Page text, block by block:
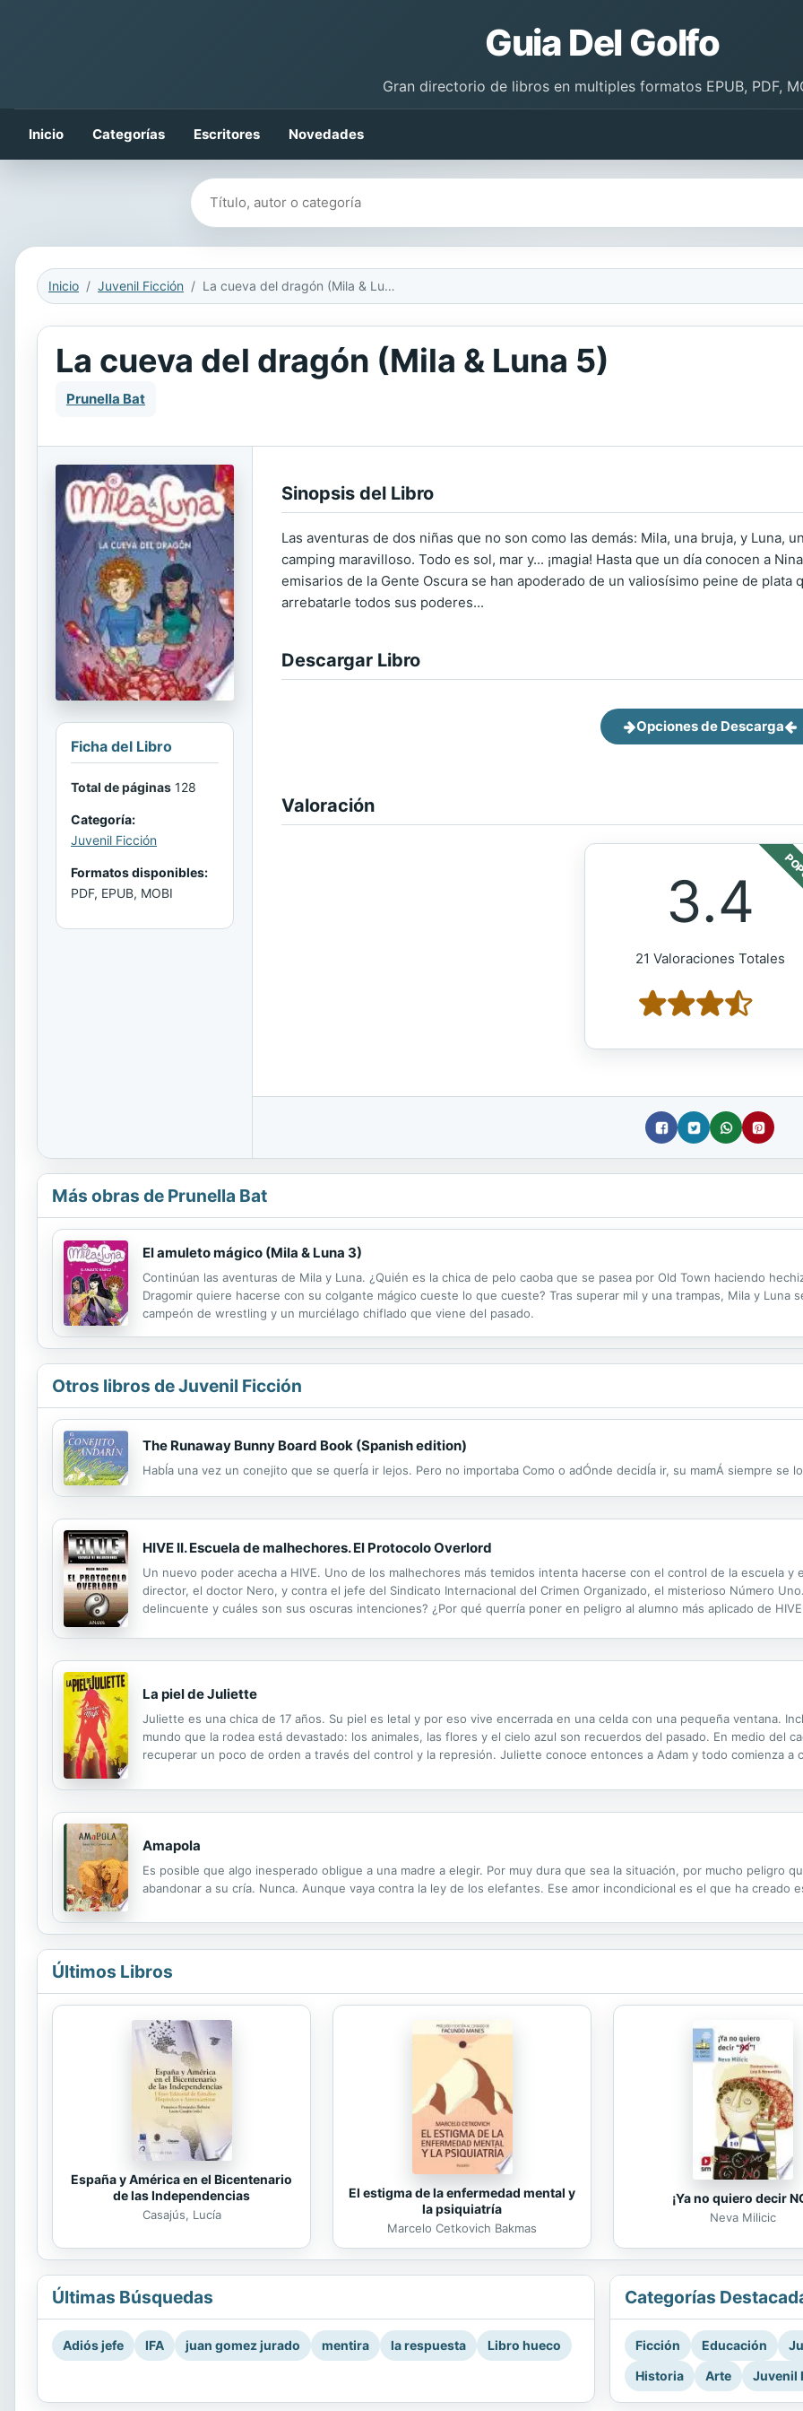
Guia Del Golfo
Gran directorio de libros en multiples formatos EPUB, PDF,
Inicio Categorías Escritores Novedades
Buscar libros
Inicio Juvenil Ficción La cueva del dragón (Mila & Luna 5)
La cueva del dragón (Mila & Luna 5)
Prunella Bat
Ficha del Libro
Total de páginas 128
Categoría:
Juvenil Ficción
Formatos disponibles:
PDF, EPUB, MOBI
Sinopsis del Libro
Las aventuras de dos niñas que no son como las demás: Mila, una bruja, y Luna,
camping maravilloso. Todo es sol, mar y... ¡magia! Hasta que un día conocen a
emisarios de la Gente Oscura se han apoderado de un valiosísimo peine de
arrebatarle todos sus poderes...
Descargar Libro
Opciones de Descarga
Valoración
3.4
21 Valoraciones Totales
Más obras de Prunella Bat
El amuleto mágico (Mila & Luna 3)
Continúan las aventuras de Mila y Luna. ¿Quién es la chica de pelo caoba que se pasea por Old Town haciendo
Dragomir quiere hacerse con su colgante mágico cueste lo que cueste? Tras superar mil y una trampas, Mila y Luna
campeón de wrestling y un murciélago chiflado que viene del pasado.
Otros libros de Juvenil Ficción
The Runaway Bunny Board Book (Spanish edition)
HabÍa una vez un conejito que se querÍa ir lejos. Pero no importaba Como o adÓnde decidÍa ir, su mamÁ siempre se
HIVE II. Escuela de malhechores. El Protocolo Overlord
Un nuevo poder acecha a HIVE. Uno de los malhechores más temidos intenta hacerse con el control de la escuela y
director, el doctor Nero, y contra el jefe del Sindicato Internacional del Crimen Organizado, el misterioso Número
delincuente y cuáles son sus oscuras intenciones? ¿Por qué querría poner en peligro al alumno más aplicado de
La piel de Juliette
Juliette es una chica de 17 años. Su piel es letal y por eso vive encerrada en una celda con una pequeña ventana.
mundo que la rodea está devastado: los animales, las flores y el cielo azul son recuerdos del pasado. En medio del
recuperar un poco de orden a través del control y la represión. Juliette conoce entonces a Adam y todo comienza a
Amapola
Es posible que algo inesperado obligue a una madre a elegir. Por muy dura que sea la situación, por mucho peligro
abandonar a su cría. Nunca. Aunque vaya contra la ley de los elefantes. Ese amor incondicional es el que ha creado
Últimos Libros
España y América en el Bicentenario
de las Independencias
Casajús, Lucía
El estigma de la enfermedad mental y
la psiquiatría
Marcelo Cetkovich Bakmas
¡Ya no quiero decir
Neva Milicic
Últimas Búsquedas
Adiós jefe IFA juan gomez jurado mentira la respuesta Libro hueco
Categorías
Ficción Educación
Historia
Arte Juvenil